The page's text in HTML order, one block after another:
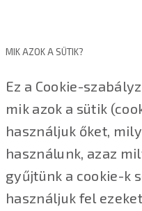
MIK AZOK A SÜTIK?
Ez a Cookie-
mik azok a sütik
használjuk őket,
használunk, azaz
gyűjtünk a cookie-k
használjuk fel